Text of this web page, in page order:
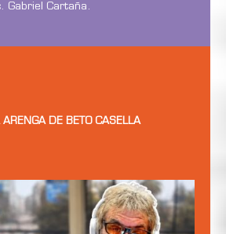
Gabriel Cartaña.
ARENGA DE BETO CASELLA